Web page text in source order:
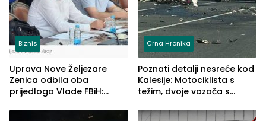
Biznis
Uprava Nove Željezare
Zenica odbila oba
prijedloga Vlade FBiH:
rješenje
Crna Hronika
Poznati detalji nesreće kod
Kalesije: Motociklista s
težim, dvoje vozača s